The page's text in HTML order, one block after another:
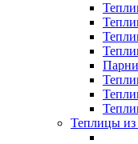
Теплицы из